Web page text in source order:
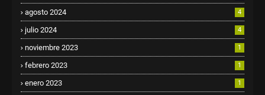
agosto 2024 4
julio 2024 4
noviembre 2023 1
febrero 2023 1
enero 2023 1